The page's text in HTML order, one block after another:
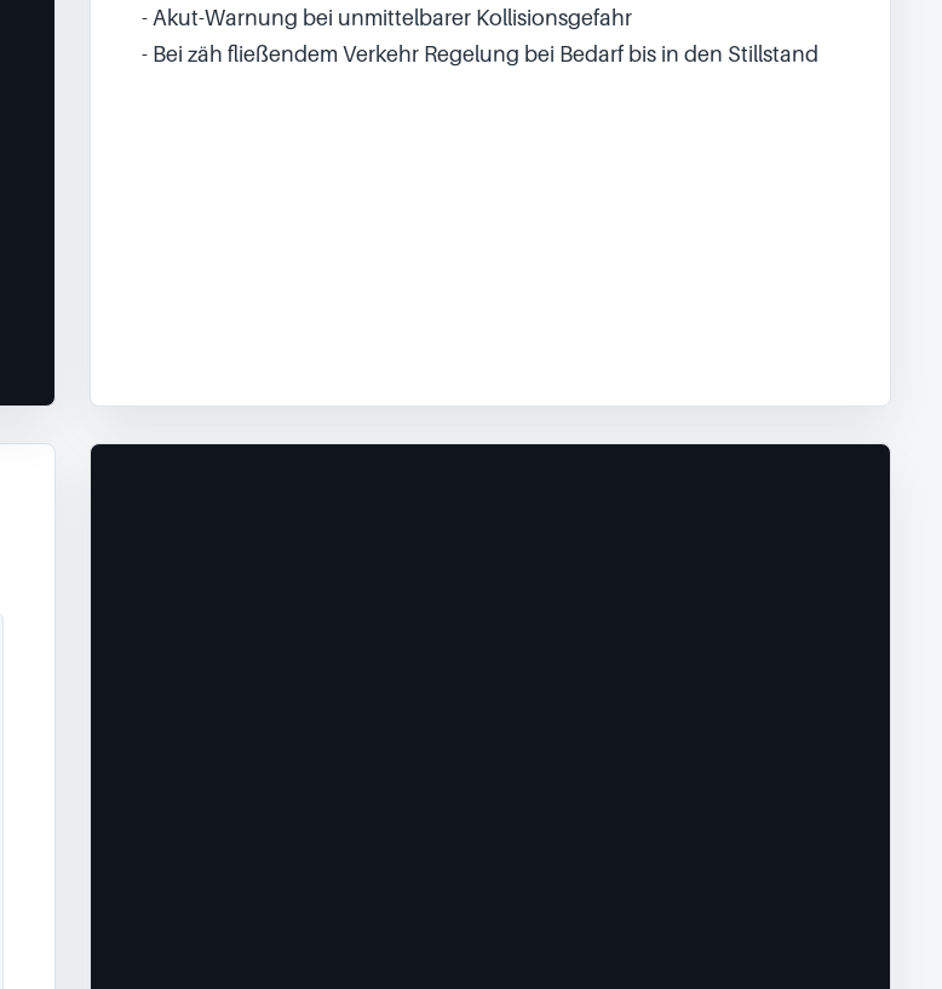
- Akut-Warnung bei unmittelbarer Kollisionsgefahr
- Bei zäh fließendem Verkehr Regelung bei Bedarf bis in den Stillstand